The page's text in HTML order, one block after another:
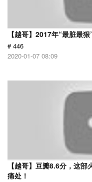
【越哥】2017年“最脏最
# 446
2020-01-07 08:09
【越哥】豆瓣8.6分，这
痛处！